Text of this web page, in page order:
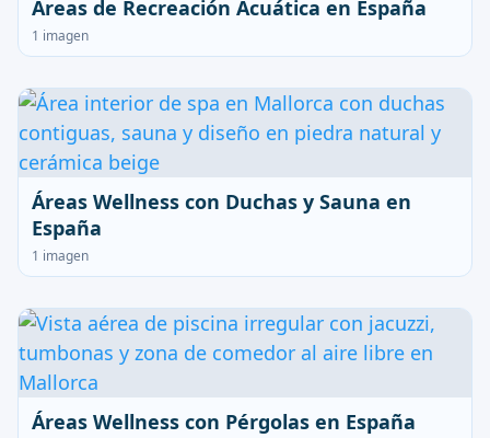
Áreas de Recreación Acuática en España
1 imagen
Áreas Wellness con Duchas y Sauna en
España
1 imagen
Áreas Wellness con Pérgolas en España